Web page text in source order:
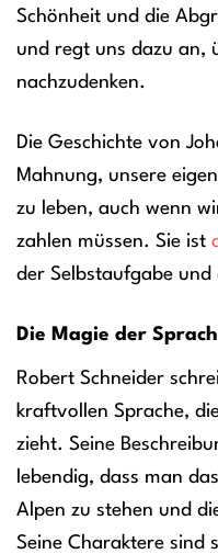
Schönheit und die
und regt uns dazu an,
nachzudenken.
Die Geschichte von
Mahnung, unsere
zu leben, auch wenn
zahlen müssen. Sie ist
der Selbstaufgabe und
Die Magie der
Robert Schneider
kraftvollen Sprache,
zieht. Seine
lebendig, dass man
Alpen zu stehen und
Seine Charaktere sind